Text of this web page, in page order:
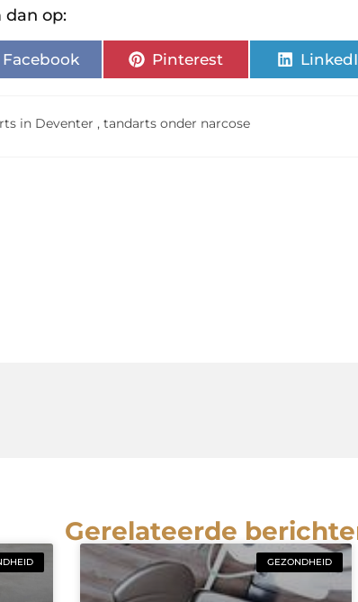
dan op:
Facebook Pinterest
in Deventer ,tandarts onder narcose
Gerelateerde
GEZONDHEID